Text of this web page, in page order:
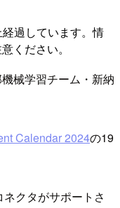
過しています。情
ください。
械学習チーム・新納
Calendar 2024の19
クタがサポートさ